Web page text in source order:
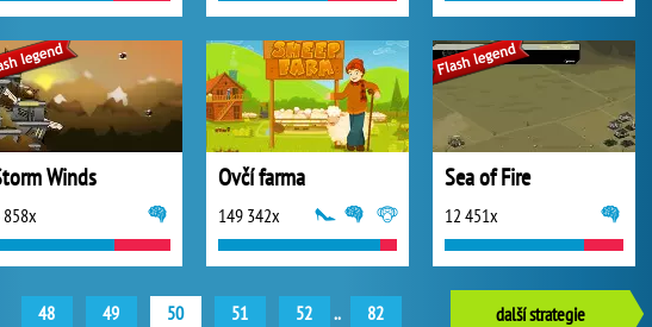
Winds
858x
Ovčí farma
149 342x
Sea of Fire
12 451x
48 49 50 51 52 .. 82 další strategie